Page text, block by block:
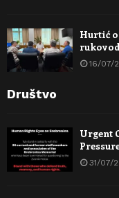
Hurtić
16/07/
Društvo
Urgent
31/07/